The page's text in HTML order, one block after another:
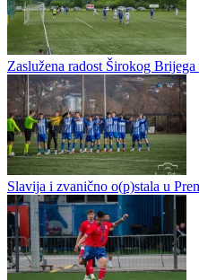
Juniori Slavije okončali sezonu u
Poraz juniora Slavije koji ne boli